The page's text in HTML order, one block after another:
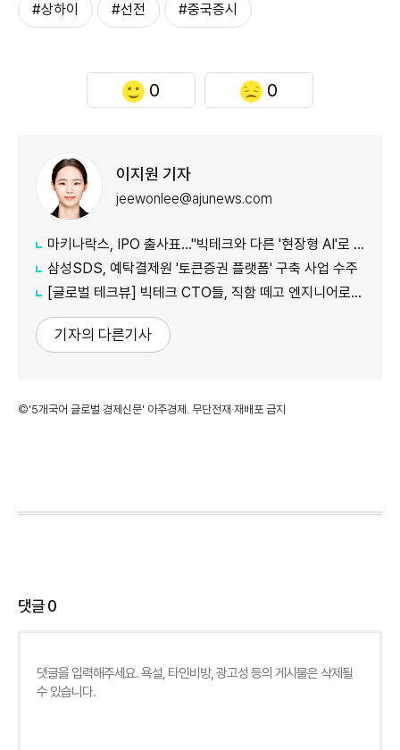
#상하이 #선전 #중국증시
0 0
이지원 기자
jeewonlee@ajunews.com
마키나락스, IPO 출사표…"빅테크와 다른 '현장형 AI'로 승부"
삼성SDS, 예탁결제원 '토큰증권 플랫폼' 구축 사업 수주
[글로벌 테크뷰] 빅테크 CTO들, 직함 떼고 엔지니어로 유턴...'앤트로픽행 러시' 이유는
기자의 다른기사
©'5개국어 글로벌 경제신문' 아주경제. 무단전재·재배포 금지
댓글0